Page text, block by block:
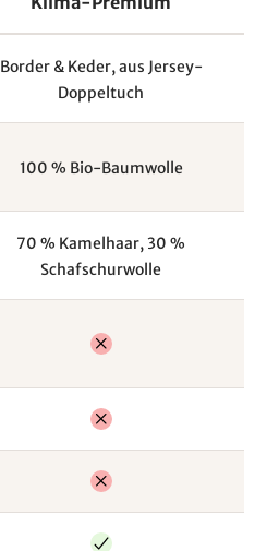
Border & Keder, aus Jersey-
Doppeltuch
100 % Bio-Baumwolle
70 % Kamelhaar, 30 %
Schafschurwolle